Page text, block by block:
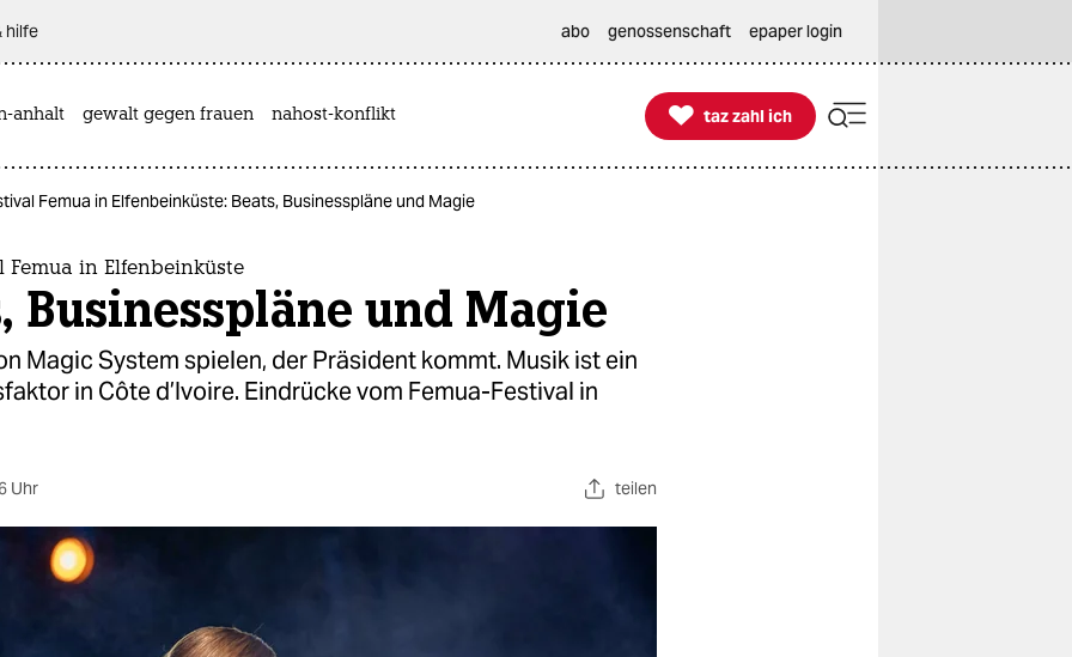
hilfe abo genossenschaft epaper login
anhalt gewalt gegen frauen nahost-konflikt 
taz zahl ich
taz zahl ich
Femua in Elfenbeinküste: Beats, Businesspläne und Magie
Femua in Elfenbeinküste
Businesspläne und Magie
Magic System spielen, der Präsident kommt. Musik ist ein
in Côte d’Ivoire. Eindrücke vom Femua-Festival in
Uhr teilen